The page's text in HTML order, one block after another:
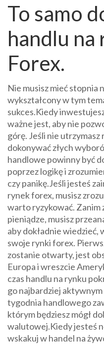
To samo
handlu na
Forex.
Nie musisz mieć stopnia
wykształcony w tym
sukces.Kiedy
ważne jest, aby nie
górę. Jeśli nie
dokonywać złych
handlowe powinny być
poprzez logikę i
czy panikę.Jeśli jesteś
rynek forex, musisz
warto ryzykować.
pieniądze, musisz
aby dokładnie wiedzieć,
swoje rynki forex.
zostanie otwarty, jest
Europa i wreszcie
czas handlu na rynku
go najbardziej
tygodnia handlowego
którym będziesz mógł
walutowej.Kiedy jesteś
wskakuj w handel na